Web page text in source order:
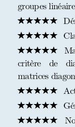
groupes
critère de
matrices